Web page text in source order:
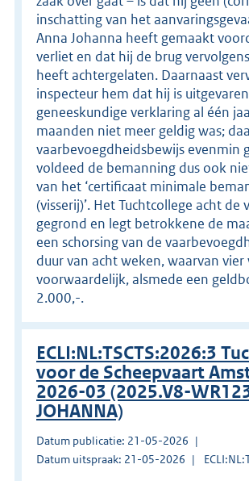
inschatting van het
Anna Johanna heeft gemaakt
verliet en dat hij de brug
heeft achtergelaten. Daarnaast
inspecteur hem dat hij is
geneeskundige verklaring al één
maanden niet meer geldig was;
vaarbevoegdheidsbewijs evenmin
voldeed de bemanning dus ook
van het ‘certificaat minimale
(visserij)’. Het Tuchtcollege acht de
gegrond en legt betrokkene de
een schorsing van de
duur van acht weken, waarvan vier
voorwaardelijk, alsmede een
2.000,-.
ECLI:NL:TSCTS:2026:3
voor de Scheepvaart
2026-03 (2025.V8-
JOHANNA)
Datum publicatie: 21-05-2026
Datum uitspraak: 21-05-2026